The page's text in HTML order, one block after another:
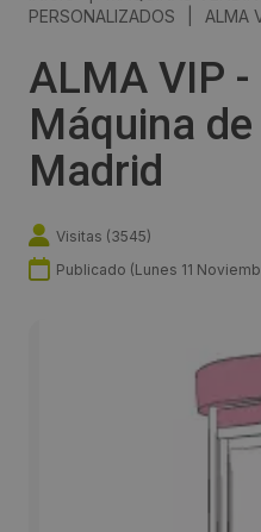
PERSONALIZADOS
ALMA
ALMA VIP -
Máquina
Madrid
Visitas (3545)
Publicado (Lunes 11